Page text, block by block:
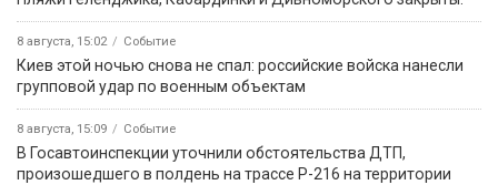
8 августа, 15:02 Событие
Киев этой ночью снова не спал: российские войска нанесли
групповой удар по военным объектам
8 августа, 15:09 Событие
В Госавтоинспекции уточнили обстоятельства ДТП,
произошедшего в полдень на трассе Р-216 на территории